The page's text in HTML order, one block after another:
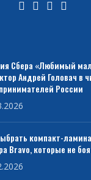
Сбера «Любимый
Андрей Головач в
России
компакт-
Bravo, которые не